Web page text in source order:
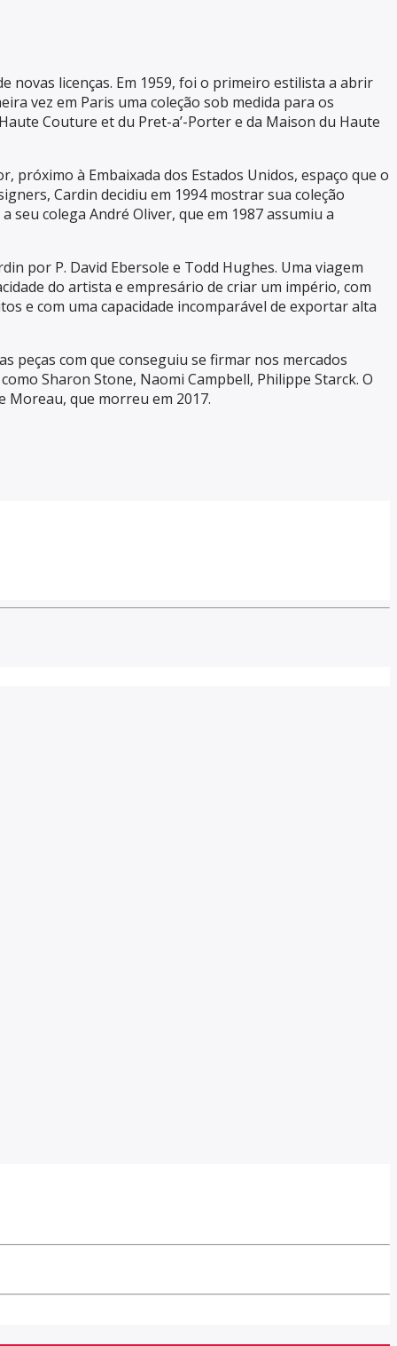
novas licenças. Em 1959, foi o primeiro estilista a abrir
vez em Paris uma coleção sob medida para os
Couture et du Pret-a’-Porter e da Maison du Haute
próximo à Embaixada dos Estados Unidos, espaço que o
Cardin decidiu em 1994 mostrar sua coleção
colega André Oliver, que em 1987 assumiu a
por P. David Ebersole e Todd Hughes. Uma viagem
do artista e empresário de criar um império, com
e com uma capacidade incomparável de exportar alta
peças com que conseguiu se firmar nos mercados
Sharon Stone, Naomi Campbell, Philippe Starck. O
Moreau, que morreu em 2017.